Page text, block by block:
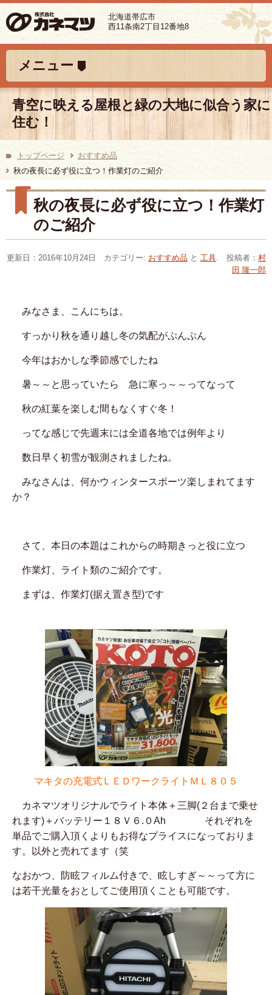
北海道帯広市
西11条南2丁目12番地8
メニュー
青空に映える屋根と緑の大地に似合う家に
住む！
トップページ
おすすめ品
秋の夜長に必ず役に立つ！作業灯のご紹介
秋の夜長に必ず役に立つ！作業灯
のご紹介
更新日：2016年10月24日 カテゴリー: おすすめ品 と 工具. 投稿者： 村
田 隆一郎
みなさま、こんにちは。
すっかり秋を通り越し冬の気配がぷんぷん
今年はおかしな季節感でしたね
暑～～と思っていたら 急に寒っ～～ってなって
秋の紅葉を楽しむ間もなくすぐ冬！
ってな感じで先週末には全道各地では例年より
数日早く初雪が観測されましたね。
みなさんは、何かウィンタースポーツ楽しまれてます
か？
さて、本日の本題はこれからの時期きっと役に立つ
作業灯、ライト類のご紹介です。
まずは、作業灯(据え置き型)です
マキタの充電式ＬＥＤワークライトＭＬ８０５
カネマツオリジナルでライト本体＋三脚(２台まで乗せ
れます)＋バッテリー１８Ｖ６.０Ah それぞれを
単品でご購入頂くよりもお得なプライスになっておりま
す。以外と売れてます（笑
なおかつ、防眩フィルム付きで、眩しすぎ～～って方に
は若干光量をおとしてご使用頂くことも可能です。